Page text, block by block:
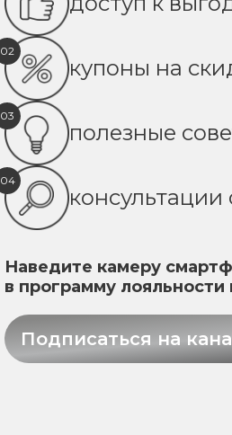
02
купоны на
03
полезные
04
Наведите камеру
в программу
Подписаться на